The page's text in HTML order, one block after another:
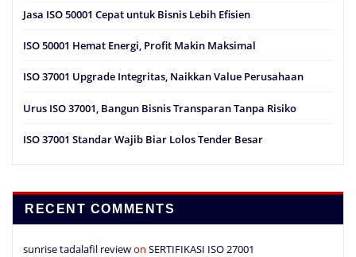
Jasa ISO 50001 Cepat untuk Bisnis Lebih Efisien
ISO 50001 Hemat Energi, Profit Makin Maksimal
ISO 37001 Upgrade Integritas, Naikkan Value Perusahaan
Urus ISO 37001, Bangun Bisnis Transparan Tanpa Risiko
ISO 37001 Standar Wajib Biar Lolos Tender Besar
RECENT COMMENTS
sunrise tadalafil reviewon SERTIFIKASI ISO 27001